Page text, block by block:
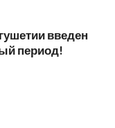
введен
период!⁣⁣⠀